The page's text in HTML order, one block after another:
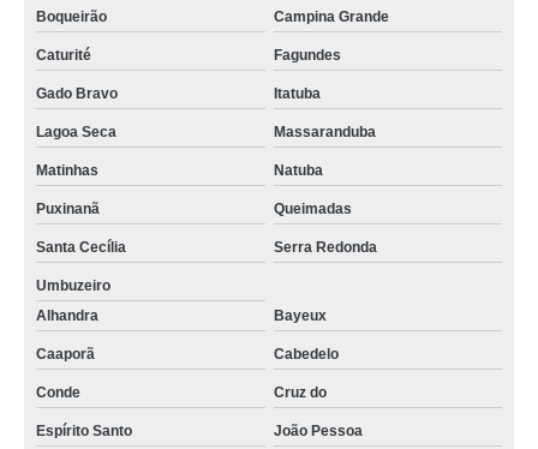
Boqueirão Campina Grande
Caturité Fagundes
Gado Bravo Itatuba
Lagoa Seca Massaranduba
Matinhas Natuba
Puxinanã Queimadas
Santa Cecília Serra Redonda
Umbuzeiro
Alhandra
Bayeux
Caaporã Cabedelo
Conde Cruz do
Espírito Santo João Pessoa